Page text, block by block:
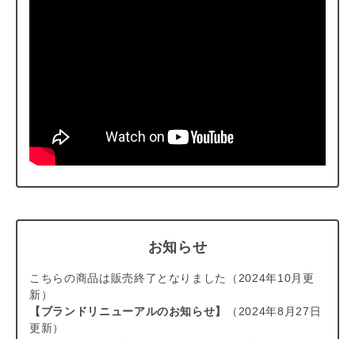
お知らせ
こちらの商品は販売終了となりました（2024年10月更
新）
【ブランドリニューアルのお知らせ】
（2024年8月27日
更新）